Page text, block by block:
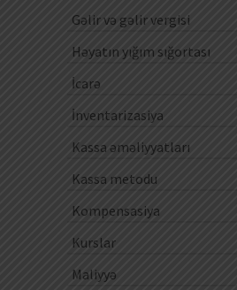
Gəlir və gəlir vergisi
Həyatın yığım sığortası
İcarə
İnventarizasiya
Kassa əməliyyatları
Kassa metodu
Kompensasiya
Kurslar
Maliyyə